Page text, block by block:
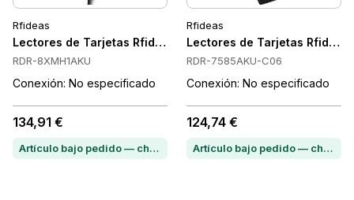
Rfideas
Lectores de Tarjetas Rfideas RDR-8XMH1AKU
RDR-8XMH1AKU
Conexión: No especificado
134,91 €
Artículo bajo pedido — chatea para conocer el plazo de entrega
Rfideas
Lectores de Tarjetas Rfideas
RDR-7585AKU-C06
Conexión: No especificado
124,74 €
Artículo bajo pedido — chatea para conocer el plazo de entrega